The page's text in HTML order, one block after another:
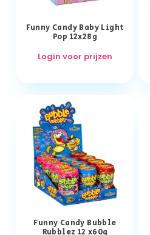
Funny Candy Baby Light
Pop 12x28g
Login voor prijzen
Funny Candy Bubble
Rubblez 12 x60g